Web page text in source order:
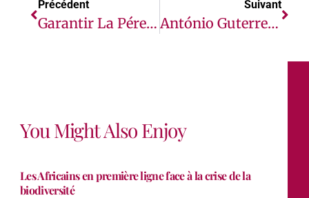
Précédent
Garantir La Pérennité De L’hygiène Des Mains Après La Réponse À La COVID-19
Suivant
António Guterres Appelle Toutes Les Parties Guinéennes À Veiller À Ce Que Le Scrutin Présidentiel Se Déroule De Manière Pacifique
You Might Also Enjoy
Les Africains en première ligne face à la crise de la
biodiversité